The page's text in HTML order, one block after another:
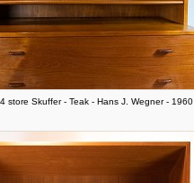
store Skuffer - Teak - Hans J. Wegner - 1960